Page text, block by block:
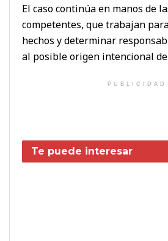
El caso continúa en manos de
competentes, que trabajan
hechos y determinar
al posible origen intencional
PUBLICIDAD
Te puede interesar